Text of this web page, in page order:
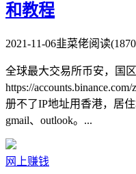
和教程
2021-11-06韭菜佬阅读
全球最大交易所币安，国区
https://
册不了IP地址用香港，居
gmail、outlook。...
网上赚钱